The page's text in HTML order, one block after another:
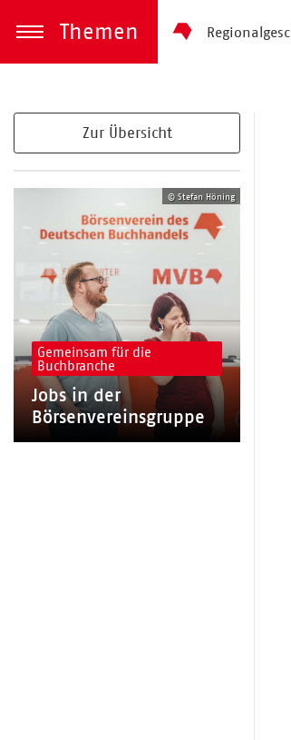
zum Inhalt springen
Themen
Menü öffnen
Zur Übersicht
Gemeinsam für die
Buchbranche
Jobs in der
Börsenvereinsgruppe
© Stefan Höning